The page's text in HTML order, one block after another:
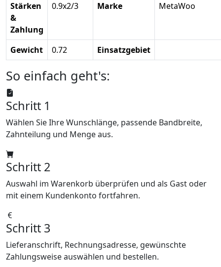
Stärken
&
Zahlung
0.9x2/3 Marke MetaWoo
Gewicht 0.72 Einsatzgebiet
So einfach geht's:
Schritt 1
Wählen Sie Ihre Wunschlänge, passende Bandbreite,
Zahnteilung und Menge aus.
Schritt 2
Auswahl im Warenkorb überprüfen und als Gast oder
mit einem Kundenkonto fortfahren.
Schritt 3
Lieferanschrift, Rechnungsadresse, gewünschte
Zahlungsweise auswählen und bestellen.